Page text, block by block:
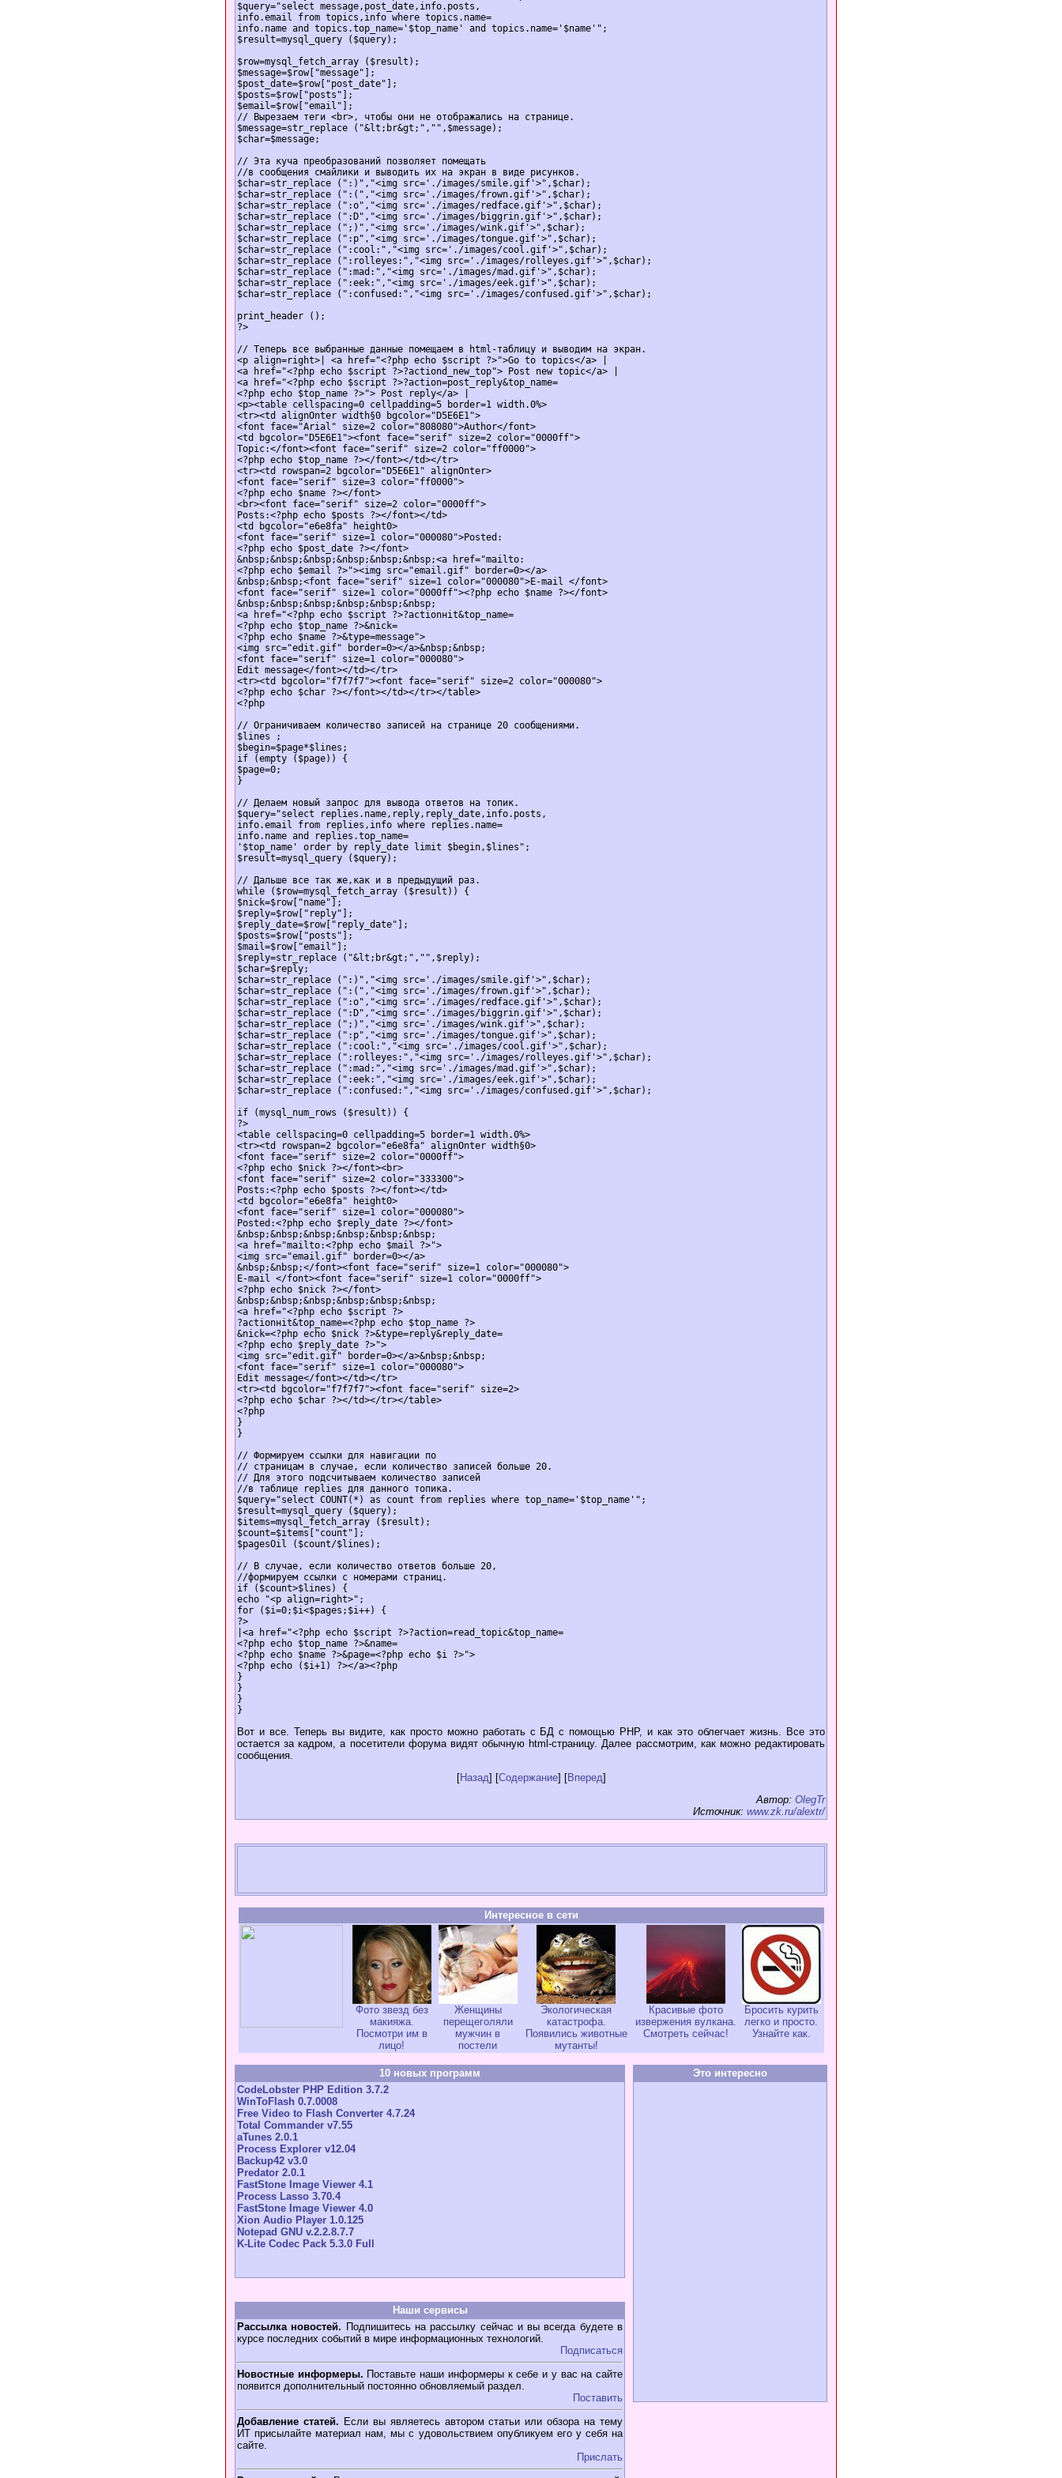
$query="select message,post_date,info.posts,
info.email from topics,info where topics.name=
info.name and topics.top_name='$top_name' and topics.name='$name'";
$result=mysql_query ($query);
$row=mysql_fetch_array ($result);
$message=$row["message"];
$post_date=$row["post_date"];
$posts=$row["posts"];
$email=$row["email"];
// Вырезаем теги <br>, чтобы они не отображались на странице.
$message=str_replace ("&lt;br&gt;","",$message);
$char=$message;
// Эта куча преобразований позволяет помещать
//в сообщения смайлики и выводить их на экран в виде рисунков.
$char=str_replace (":)","<img src='./images/smile.gif'>",$char);
$char=str_replace (":(","<img src='./images/frown.gif'>",$char);
$char=str_replace (":o","<img src='./images/redface.gif'>",$char);
$char=str_replace (":D","<img src='./images/biggrin.gif'>",$char);
$char=str_replace (";)","<img src='./images/wink.gif'>",$char);
$char=str_replace (":p","<img src='./images/tongue.gif'>",$char);
$char=str_replace (":cool:","<img src='./images/cool.gif'>",$char);
$char=str_replace (":rolleyes:","<img src='./images/rolleyes.gif'>",$char);
$char=str_replace (":mad:","<img src='./images/mad.gif'>",$char);
$char=str_replace (":eek:","<img src='./images/eek.gif'>",$char);
$char=str_replace (":confused:","<img src='./images/confused.gif'>",$char);
print_header ();
?>
// Теперь все выбранные данные помещаем в html-таблицу и выводим на экран.
<p align=right>| <a href="<?php echo $script ?>">Go to topics</a> |
<a href="<?php echo $script ?>?action­d_new_top"> Post new topic</a> |
<a href="<?php echo $script ?>?action=post_reply&top_name=
<?php echo $top_name ?>"> Post reply</a> |
<p><table cellspacing=0 cellpadding=5 border=1 width.0%>
<tr><td alignОnter width§0 bgcolor="D5E6E1">
<font face="Arial" size=2 color="808080">Author</font>
<td bgcolor="D5E6E1"><font face="serif" size=2 color="0000ff">
Topic:</font><font face="serif" size=2 color="ff0000">
<?php echo $top_name ?></font></td></tr>
<tr><td rowspan=2 bgcolor="D5E6E1" alignОnter>
<font face="serif" size=3 color="ff0000">
<?php echo $name ?></font>
<br><font face="serif" size=2 color="0000ff">
Posts:<?php echo $posts ?></font></td>
<td bgcolor="e6e8fa" height0>
<font face="serif" size=1 color="000080">Posted:
<?php echo $post_date ?></font>
&nbsp;&nbsp;&nbsp;&nbsp;&nbsp;&nbsp;<a href="mailto:
<?php echo $email ?>"><img src="email.gif" border=0></a>
&nbsp;&nbsp;<font face="serif" size=1 color="000080">E-mail </font>
<font face="serif" size=1 color="0000ff"><?php echo $name ?></font>
&nbsp;&nbsp;&nbsp;&nbsp;&nbsp;&nbsp;
<a href="<?php echo $script ?>?actionнit&top_name=
<?php echo $top_name ?>&nick=
<?php echo $name ?>&type=message">
<img src="edit.gif" border=0></a>&nbsp;&nbsp;
<font face="serif" size=1 color="000080">
Edit message</font></td></tr>
<tr><td bgcolor="f7f7f7"><font face="serif" size=2 color="000080">
<?php echo $char ?></font></td></tr></table>
<?php
// Ограничиваем количество записей на странице 20 сообщениями.
$lines ;
$begin=$page*$lines;
if (empty ($page)) {
$page=0;
}
// Делаем новый запрос для вывода ответов на топик.
$query="select replies.name,reply,reply_date,info.posts,
info.email from replies,info where replies.name=
info.name and replies.top_name=
'$top_name' order by reply_date limit $begin,$lines";
$result=mysql_query ($query);
// Дальше все так же,как и в предыдущий раз.
while ($row=mysql_fetch_array ($result)) {
$nick=$row["name"];
$reply=$row["reply"];
$reply_date=$row["reply_date"];
$posts=$row["posts"];
$mail=$row["email"];
$reply=str_replace ("&lt;br&gt;","",$reply);
$char=$reply;
$char=str_replace (":)","<img src='./images/smile.gif'>",$char);
$char=str_replace (":(","<img src='./images/frown.gif'>",$char);
$char=str_replace (":o","<img src='./images/redface.gif'>",$char);
$char=str_replace (":D","<img src='./images/biggrin.gif'>",$char);
$char=str_replace (";)","<img src='./images/wink.gif'>",$char);
$char=str_replace (":p","<img src='./images/tongue.gif'>",$char);
$char=str_replace (":cool:","<img src='./images/cool.gif'>",$char);
$char=str_replace (":rolleyes:","<img src='./images/rolleyes.gif'>",$char);
$char=str_replace (":mad:","<img src='./images/mad.gif'>",$char);
$char=str_replace (":eek:","<img src='./images/eek.gif'>",$char);
$char=str_replace (":confused:","<img src='./images/confused.gif'>",$char);
if (mysql_num_rows ($result)) {
?>
<table cellspacing=0 cellpadding=5 border=1 width.0%>
<tr><td rowspan=2 bgcolor="e6e8fa" alignОnter width§0>
<font face="serif" size=2 color="0000ff">
<?php echo $nick ?></font><br>
<font face="serif" size=2 color="333300">
Posts:<?php echo $posts ?></font></td>
<td bgcolor="e6e8fa" height0>
<font face="serif" size=1 color="000080">
Posted:<?php echo $reply_date ?></font>
&nbsp;&nbsp;&nbsp;&nbsp;&nbsp;&nbsp;
<a href="mailto:<?php echo $mail ?>">
<img src="email.gif" border=0></a>
&nbsp;&nbsp;</font><font face="serif" size=1 color="000080">
E-mail </font><font face="serif" size=1 color="0000ff">
<?php echo $nick ?></font>
&nbsp;&nbsp;&nbsp;&nbsp;&nbsp;&nbsp;
<a href="<?php echo $script ?>
?actionнit&top_name=<?php echo $top_name ?>
&nick=<?php echo $nick ?>&type=reply&reply_date=
<?php echo $reply_date ?>">
<img src="edit.gif" border=0></a>&nbsp;&nbsp;
<font face="serif" size=1 color="000080">
Edit message</font></td></tr>
<tr><td bgcolor="f7f7f7"><font face="serif" size=2>
<?php echo $char ?></td></tr></table>
<?php
}
}
// Формируем ссылки для навигации по
// страницам в случае, если количество записей больше 20.
// Для этого подсчитываем количество записей
//в таблице replies для данного топика.
$query="select COUNT(*) as count from replies where top_name='$top_name'";
$result=mysql_query ($query);
$items=mysql_fetch_array ($result);
$count=$items["count"];
$pagesОil ($count/$lines);
// В случае, если количество ответов больше 20,
//формируем ссылки с номерами страниц.
if ($count>$lines) {
echo "<p align=right>";
for ($i=0;$i<$pages;$i++) {
?>
|<a href="<?php echo $script ?>?action=read_topic&top_name=
<?php echo $top_name ?>&name=
<?php echo $name ?>&page=<?php echo $i ?>">
<?php echo ($i+1) ?></a><?php
}
}
}
Вот и все. Теперь вы видите, как просто можно работать с БД с помощью PHP, и как это облегчает жизнь. Все это
остается за кадром, а посетители форума видят обычную html-страницу. Далее рассмотрим, как можно редактировать
сообщения.
[Назад] [Содержание] [Вперед]
Автор: OlegTr
Источник: www.zk.ru/alextr/
Интересное в сети
Фото звезд без
макияжа.
Посмотри им в
лицо!
Женщины
перещеголяли
мужчин в
постели
Экологическая
катастрофа.
Появились животные
мутанты!
Красивые фото
извержения вулкана.
Смотреть сейчас!
Бросить курить
легко и просто.
Узнайте как.
10 новых программ
CodeLobster PHP Edition 3.7.2
WinToFlash 0.7.0008
Free Video to Flash Converter 4.7.24
Total Commander v7.55
aTunes 2.0.1
Process Explorer v12.04
Backup42 v3.0
Predator 2.0.1
FastStone Image Viewer 4.1
Process Lasso 3.70.4
FastStone Image Viewer 4.0
Xion Audio Player 1.0.125
Notepad GNU v.2.2.8.7.7
K-Lite Codec Pack 5.3.0 Full
Наши сервисы
Рассылка новостей. Подпишитесь на рассылку сейчас и вы всегда будете в
курсе последних событий в мире информационных технологий.
Подписаться
Новостные информеры. Поставьте наши информеры к себе и у вас на сайте
появится дополнительный постоянно обновляемый раздел.
Поставить
Добавление статей. Если вы являетесь автором статьи или обзора на тему
ИТ присылайте материал нам, мы с удовольствием опубликуем его у себя на
сайте.
Прислать
Это интересно